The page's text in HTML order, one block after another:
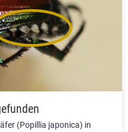
(Popillia japonica) in